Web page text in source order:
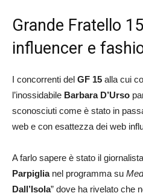
Grande Fratello
influencer e
I concorrenti del GF 15 alla cui
l’inossidabile Barbara D’Urso
sconosciuti come è stato in
web e con esattezza dei web
A farlo sapere è stato il
Parpiglianel programma su
Dall’Isola” dove ha rivelato che